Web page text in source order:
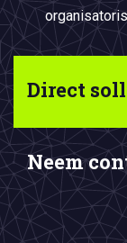
Direct
Neem